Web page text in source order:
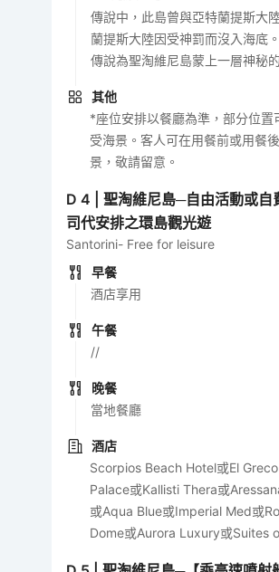
傳說中，此島曾與亞特蘭提斯大
蘭提斯大陸因受神罰而沒入海底
傳說為聖淘維尼島蒙上一層神秘
其他
*座位安排以餐廳為準，部分位置
受海景。客人可在用餐前或用餐
景，敬請留意。
D4 |聖淘維尼島─自由活動或自
司代安排之環島觀光遊
Santorini- Free for leisure
早餐
酒店享用
午餐
//
晚餐
當地餐廳
酒店
Scorpios Beach Hotel或El
Palace或Kallisti Thera或
或Aqua Blue或Imperial Med或
Dome或Aurora Luxury或Suites